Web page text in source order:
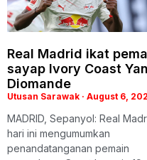
Real Madrid ikat
sayap Ivory Coast Yan
Diomande
Utusan Sarawak August 6,
MADRID, Sepanyol: Real
hari ini mengumumkan
penandatanganan pemain